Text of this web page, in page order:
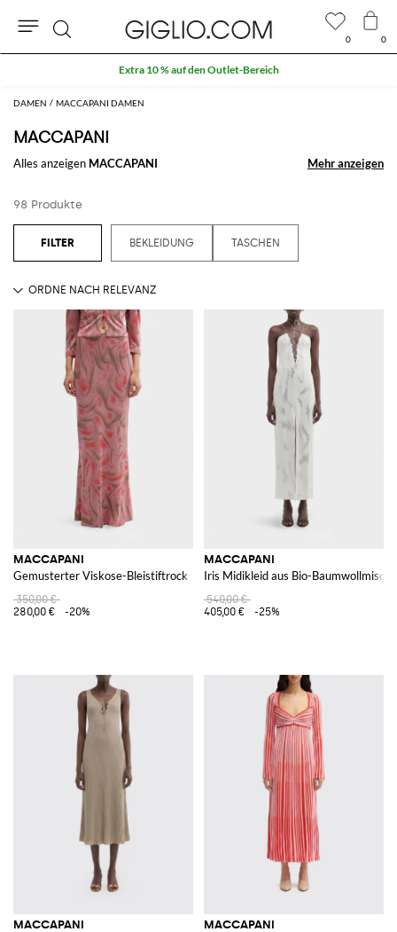
DAMEN MACCAPANI DAMEN
MACCAPANI
Alles anzeigen MACCAPANI Mehr anzeigen
Mehr anzeigen
98 Produkte
BEKLEIDUNG TASCHEN
MACCAPANI
Gemusterter Viskose-Bleistiftrock
350,00 €
280,00 €
-20%
MACCAPANI
Iris Midikleid aus Bio-
540,00 €
405,00 €
-25%
MACCAPANI MACCAPANI
0 0
Suche
Extra 10 % auf den Outlet-Bereich